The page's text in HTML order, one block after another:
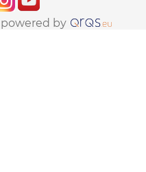
powered by